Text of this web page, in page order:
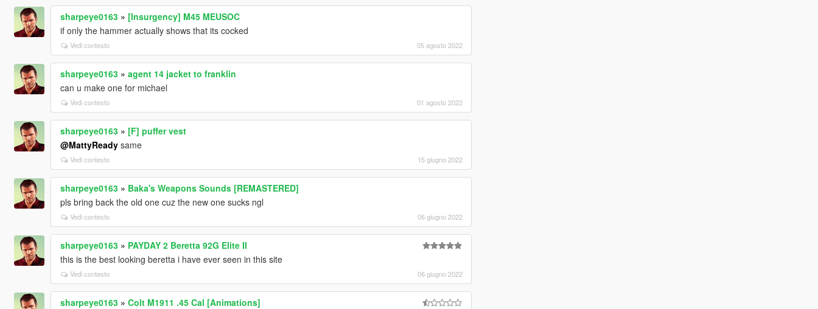
sharpeye0163» [Insurgency] M45 MEUSOC
if only the hammer actually shows that its cocked
Vedi contesto 05 agosto 2022
sharpeye0163» agent 14 jacket to franklin
can u make one for michael
Vedi contesto 01 agosto 2022
sharpeye0163» [F] puffer vest
@MattyReadysame
Vedi contesto 15 giugno 2022
sharpeye0163» Baka's Weapons Sounds [REMASTERED]
pls bring back the old one cuz the new one sucks ngl
Vedi contesto 06 giugno 2022
sharpeye0163» PAYDAY 2 Beretta 92G Elite II
this is the best looking beretta i have ever seen in this site
Vedi contesto 06 giugno 2022
sharpeye0163» Colt M1911 .45 Cal [Animations]